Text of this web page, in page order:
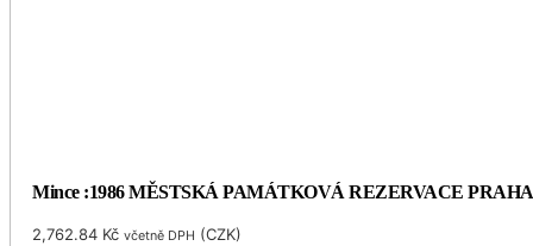
Mince :1986 MĚSTSKÁ PAMÁTKOVÁ REZERVACE PRAHA
2,762.84 Kč včetně DPH (CZK)